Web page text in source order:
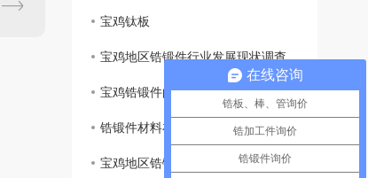
宝鸡钛板
宝鸡地区锆锻件行业发展现状调查
宝鸡锆锻件的制造工艺与应用分析
锆锻件材料在宝鸡市的应用领域与发展挑战
宝鸡地区锆锻件企业的创新路径与策略思考
在线咨询
锆板、棒、管询价
锆加工件询价
锆锻件询价